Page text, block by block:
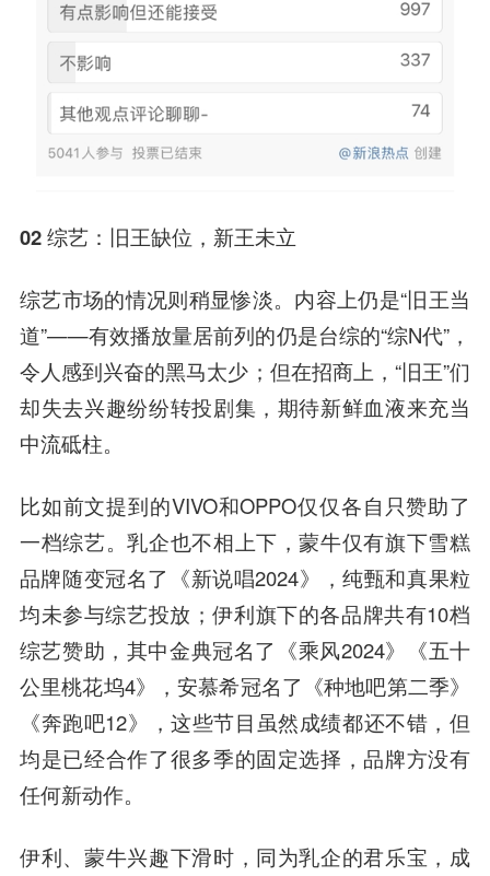
02 综艺：旧王缺位，新王未立‍
综艺市场的情况则稍显惨淡。内容上仍是“旧王当
道”——有效播放量居前列的仍是台综的“综N代”，
令人感到兴奋的黑马太少；但在招商上，“旧王”们
却失去兴趣纷纷转投剧集，期待新鲜血液来充当
中流砥柱。
比如前文提到的VIVO和OPPO仅仅各自只赞助了
一档综艺。乳企也不相上下，蒙牛仅有旗下雪糕
品牌随变冠名了《新说唱2024》，纯甄和真果粒
均未参与综艺投放；伊利旗下的各品牌共有10档
综艺赞助，其中金典冠名了《乘风2024》《五十
公里桃花坞4》，安慕希冠名了《种地吧第二季》
《奔跑吧12》，这些节目虽然成绩都还不错，但
均是已经合作了很多季的固定选择，品牌方没有
任何新动作。
伊利、蒙牛兴趣下滑时，同为乳企的君乐宝，成